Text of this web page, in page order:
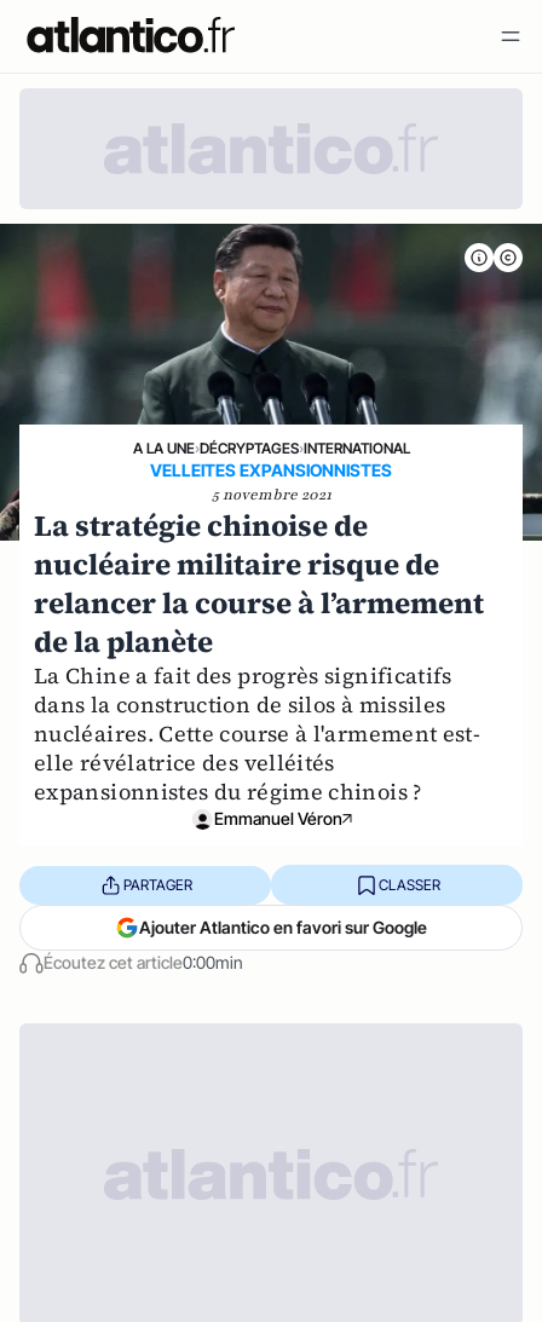
A LA UNE›DÉCRYPTAGES›INTERNATIONAL
VELLEITES EXPANSIONNISTES
5 novembre 2021
La stratégie chinoise de
nucléaire militaire risque de
relancer la course à l’armement
de la planète
La Chine a fait des progrès significatifs
dans la construction de silos à missiles
nucléaires. Cette course à l'armement est-
elle révélatrice des velléités
expansionnistes du régime chinois ?
Emmanuel Véron
Écoutez cet article0:00min
PARTAGER CLASSER
Ajouter Atlantico en favori sur Google